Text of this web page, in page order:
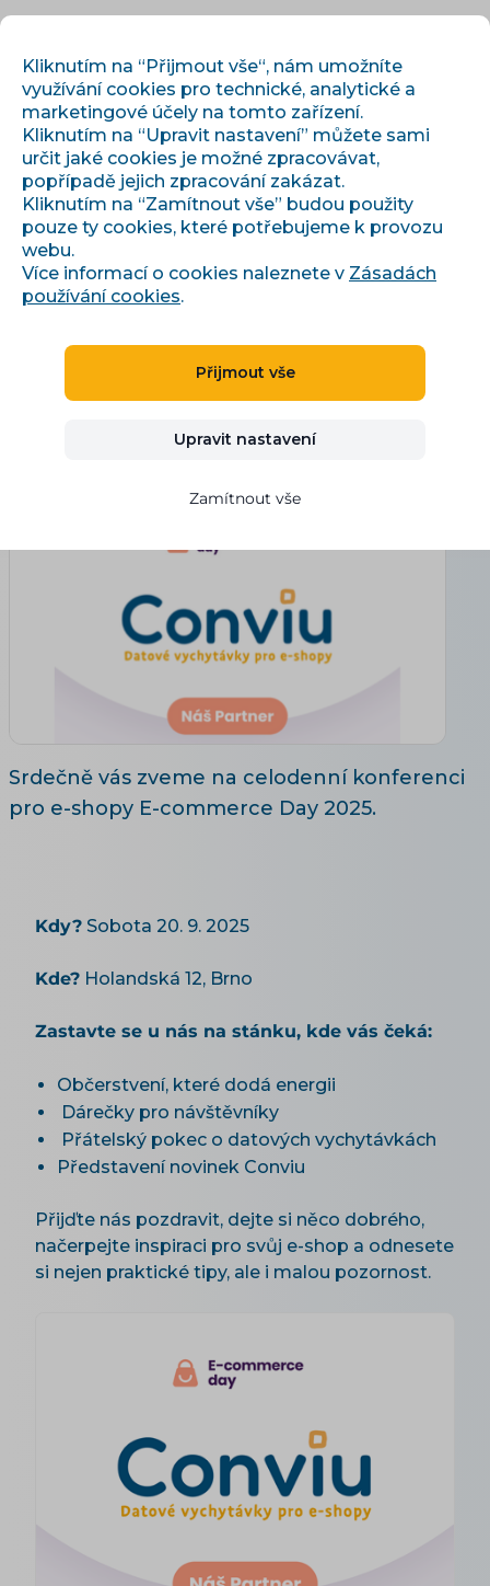
Úvod› Články a informace›Pozvánka na E-commerce Day 2025
Pozvánka na E-commerce
Day 2025
Denisa Pilařová
Srdečně vás zveme na celodenní konferenci
pro e-shopy E-commerce Day 2025.
Kdy? Sobota 20. 9. 2025
Kde? Holandská 12, Brno
Zastavte se u nás na stánku, kde vás čeká:
Občerstvení, které dodá energii
Dárečky pro návštěvníky
Přátelský pokec o datových vychytávkách
Představení novinek Conviu
Přijďte nás pozdravit, dejte si něco dobrého,
načerpejte inspiraci pro svůj e-shop a odnesete
si nejen praktické tipy, ale i malou pozornost.
Kliknutím na “Přijmout vše“, nám umožníte
využívání cookies pro technické, analytické a
marketingové účely na tomto zařízení.
Kliknutím na “Upravit nastavení” můžete sami
určit jaké cookies je možné zpracovávat,
popřípadě jejich zpracování zakázat.
Kliknutím na “Zamítnout vše” budou použity
pouze ty cookies, které potřebujeme k provozu
webu.
Více informací o cookies naleznete v Zásadách
používání cookies.
Přijmout vše
Upravit nastavení
Zamítnout vše